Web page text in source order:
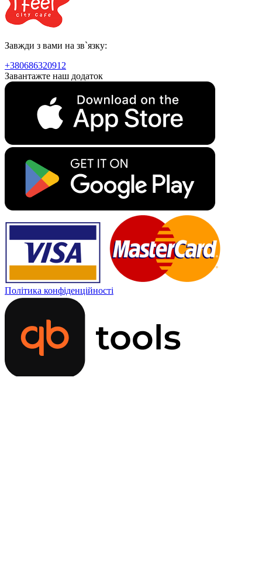
Завжди з вами на зв`язку:
+380686320912
Завантажте наш додаток
Політика конфіденційності